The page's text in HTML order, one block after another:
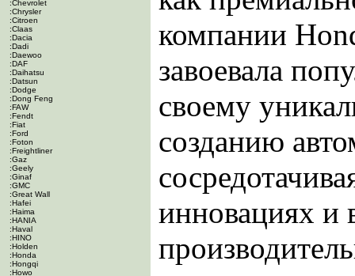
:Chevrolet
:Chrysler
:Citroen
:Claas
:Dacia
:Dadi
:Daewoo
:DAF
:Daihatsu
:Datsun
:Dodge
:Dong Feng
:FAW
:Fendt
:Fiat
:Ford
:Foton
:Freightliner
:Gaz
:Geely
:Ginaf
:GMC
:Great Wall
:Hafei
:Haima
:HANIA
:Haval
:HINO
:Holden
:Honda
:Hongqi
:Howo
компании
завоевала
своему
созданию
инновациях и